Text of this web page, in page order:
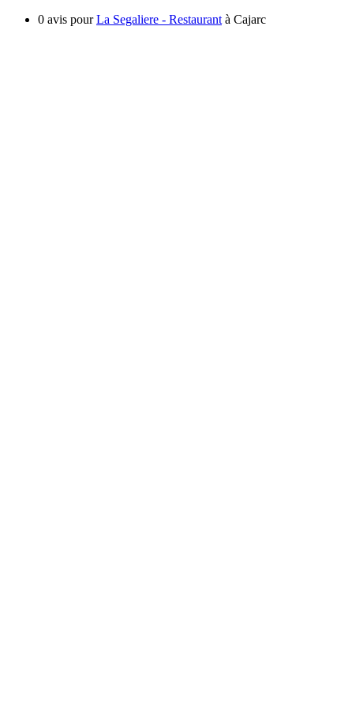
0 avis pourLa Segaliere - Restaurant à Cajarc